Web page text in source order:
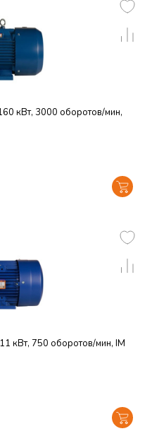
кВт, 3000 оборотов/мин,
кВт, 750 оборотов/мин, IM